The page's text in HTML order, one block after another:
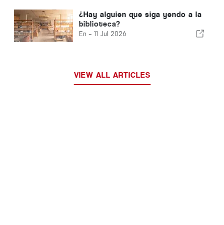
¿Hay alguien que siga yendo a la
biblioteca?
En - 11 Jul 2026
VIEW ALL ARTICLES